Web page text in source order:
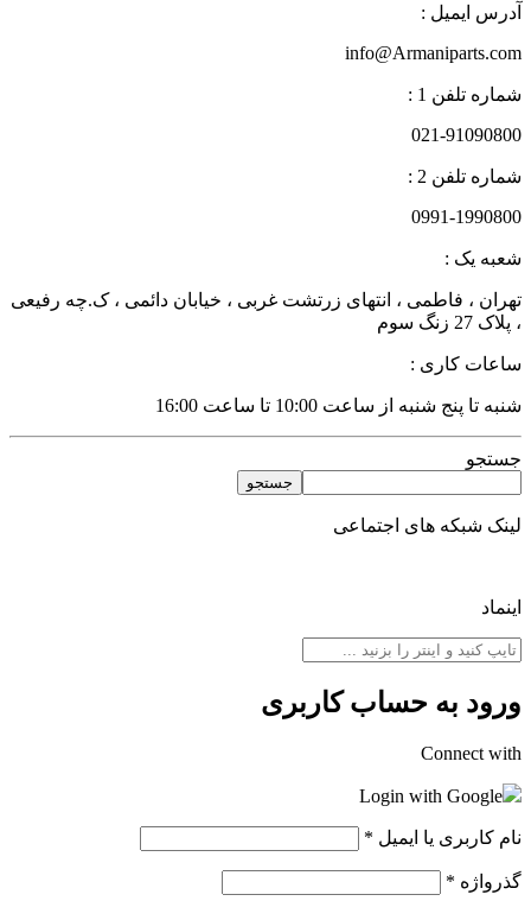
آدرس ایمیل :
info@Armaniparts.com
شماره تلفن 1 :
021-91090800
شماره تلفن 2 :
0991-1990800
شعبه یک :
تهران ، فاطمی ، انتهای زرتشت غربی ، خیابان دائمی ، ک.چه رفیعی
، پلاک 27 زنگ سوم
ساعات کاری :
شنبه تا پنج شنبه از ساعت 10:00 تا ساعت 16:00
جستجو
جستجو
لینک شبکه های اجتماعی
اینماد
ورود به حساب کاربری
Connect with
Login with Google
نام کاربری یا ایمیل *
گذرواژه *